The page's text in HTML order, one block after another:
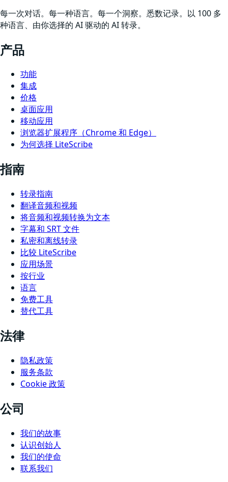
每一次对话。每一种语言。每一个洞察。悉数记录。以 100 多
种语言、由你选择的 AI 驱动的 AI 转录。
产品
功能
集成
价格
桌面应用
移动应用
浏览器扩展程序（Chrome 和 Edge）
为何选择 LiteScribe
指南
转录指南
翻译音频和视频
将音频和视频转换为文本
字幕和 SRT 文件
私密和离线转录
比较 LiteScribe
应用场景
按行业
语言
免费工具
替代工具
法律
隐私政策
服务条款
Cookie 政策
公司
我们的故事
认识创始人
我们的使命
联系我们